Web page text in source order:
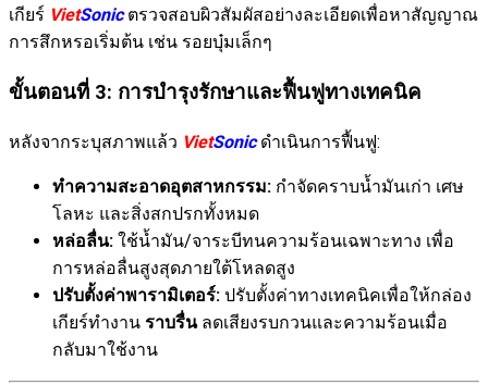
เกียร์ VietSonicตรวจสอบผิวสัมผัสอย่างละเอียดเพื่อหาสัญญาณ
การสึกหรอเริ่มต้น เช่น รอยบุ๋มเล็กๆ
ขั้นตอนที่ 3: การบำรุงรักษาและฟื้นฟูทางเทคนิค
หลังจากระบุสภาพแล้ว VietSonicดำเนินการฟื้นฟู:
ทำความสะอาดอุตสาหกรรม: กำจัดคราบน้ำมันเก่า เศษ
โลหะ และสิ่งสกปรกทั้งหมด
หล่อลื่น: ใช้น้ำมัน/จาระบีทนความร้อนเฉพาะทาง เพื่อ
การหล่อลื่นสูงสุดภายใต้โหลดสูง
ปรับตั้งค่าพารามิเตอร์: ปรับตั้งค่าทางเทคนิคเพื่อให้กล่อง
เกียร์ทำงาน ราบรื่นลดเสียงรบกวนและความร้อนเมื่อ
กลับมาใช้งาน